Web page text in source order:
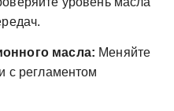
масла: Меняйте
с регламентом